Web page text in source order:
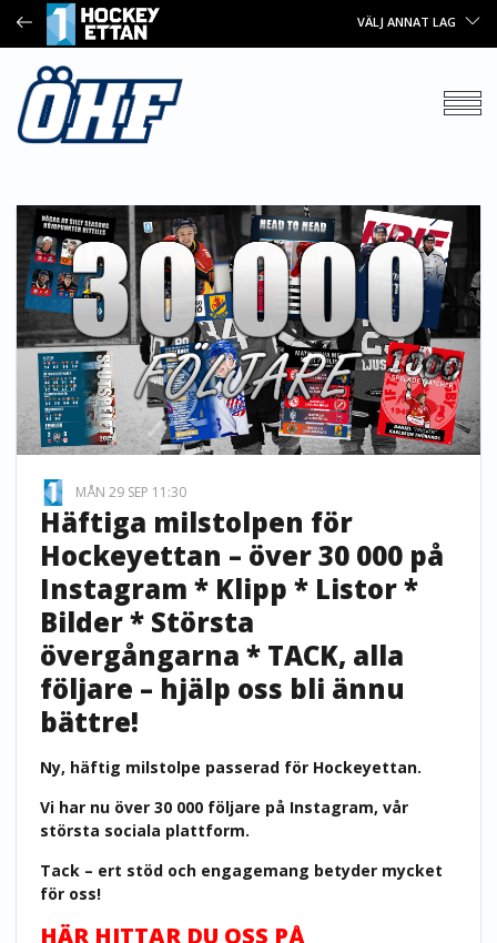
VÄLJ ANNAT LAG
MÅN 29 SEP 11:30
Häftiga milstolpen för
Hockeyettan – över 30 000 på
Instagram * Klipp * Listor *
Bilder * Största
övergångarna * TACK, alla
följare – hjälp oss bli ännu
bättre!
Ny, häftig milstolpe passerad för Hockeyettan.
Vi har nu över 30 000 följare på Instagram, vår
största sociala plattform.
Tack – ert stöd och engagemang betyder mycket
för oss!
HÄR HITTAR DU OSS PÅ